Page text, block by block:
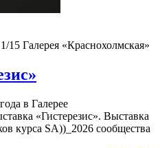
15 Галерея «Краснохолмская»
в Галерее
«Гистерезис». Выставка
курса SA))_2026 сообщества